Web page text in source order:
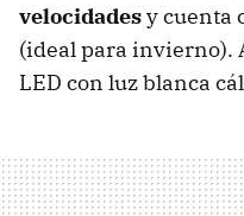
velocidadesy cuenta
(ideal para invierno).
LED con luz blanca